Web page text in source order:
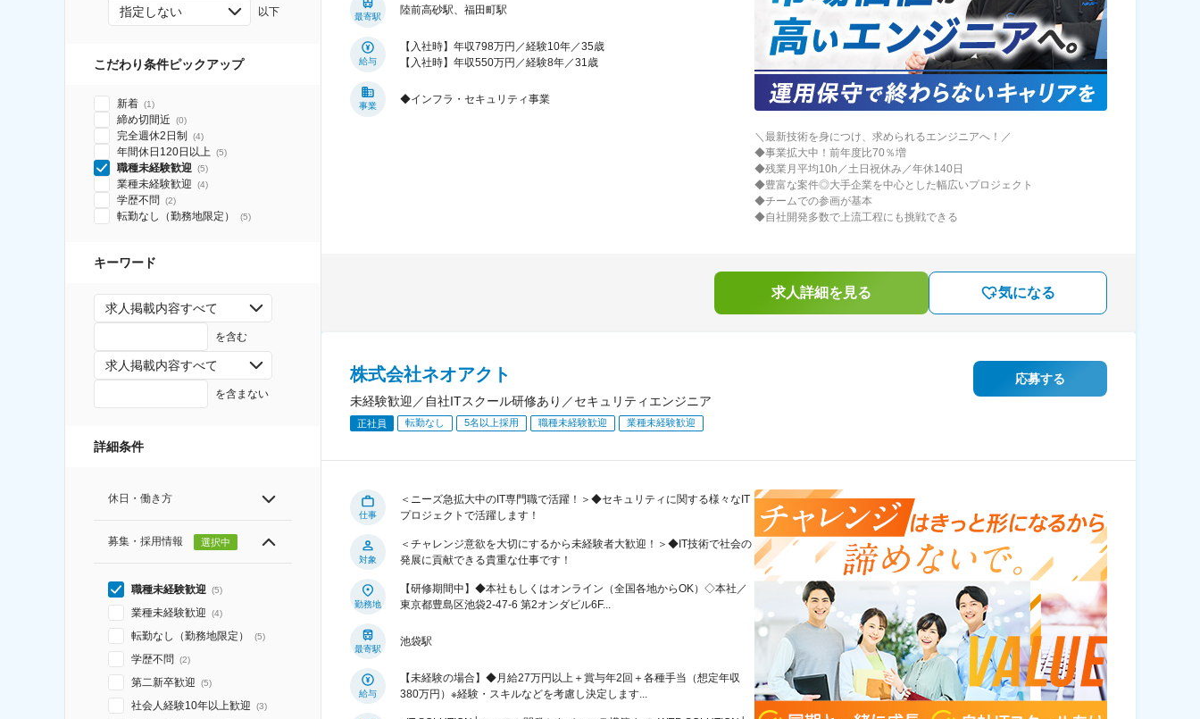
指定しない 以下
こだわり条件ピックアップ
新着 (1)
締め切間近 (0)
完全週休2日制 (4)
年間休日120日以上 (5)
職種未経験歓迎 (5)
業種未経験歓迎 (4)
学歴不問 (2)
転勤なし（勤務地限定） (5)
キーワード
求人掲載内容すべて
を含む
求人掲載内容すべて
を含まない
詳細条件
休日・働き方
募集・採用情報 選択中
職種未経験歓迎 (5)
業種未経験歓迎 (4)
転勤なし（勤務地限定） (5)
学歴不問 (2)
第二新卒歓迎 (5)
社会人経験10年以上歓迎 (3)
最寄駅
陸前高砂駅、福田町駅
給与
【入社時】年収798万円／経験10年／35歳
【入社時】年収550万円／経験8年／31歳
事業
◆インフラ・セキュリティ事業
＼最新技術を身につけ、求められるエンジニアへ！／
◆事業拡大中！前年度比70％増
◆残業月平均10h／土日祝休み／年休140日
◆豊富な案件◎大手企業を中心とした幅広いプロジェクト
◆チームでの参画が基本
◆自社開発多数で上流工程にも挑戦できる
求人詳細を見る 気になる
株式会社ネオアクト
未経験歓迎／自社ITスクール研修あり／セキュリティエンジニア
正社員 転勤なし 5名以上採用 職種未経験歓迎 業種未経験歓迎
応募する
仕事
＜ニーズ急拡大中のIT専門職で活躍！＞◆セキュリティに関する様々なIT
プロジェクトで活躍します！
対象
＜チャレンジ意欲を大切にするから未経験者大歓迎！＞◆IT技術で社会の
発展に貢献できる貴重な仕事です！
勤務地
【研修期間中】◆本社もしくはオンライン（全国各地からOK）◇本社／
東京都豊島区池袋2-47-6 第2オンダビル6F...
最寄駅
池袋駅
給与
【未経験の場合】◆月給27万円以上＋賞与年2回＋各種手当（想定年収
380万円）※経験・スキルなどを考慮し決定します...